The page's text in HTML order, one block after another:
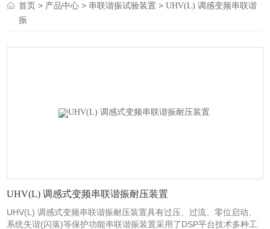
首页 > 产品中心 > 串联谐振试验装置 >UHV(L) 调感变频串联谐
振
UHV(L) 调感式变频串联谐振耐压装置
UHV(L) 调感式变频串联谐振耐压装置具有过压、过流、零位启动、
系统失谐(闪落)等保护功能串联谐振装置采用了DSP平台技术多种工